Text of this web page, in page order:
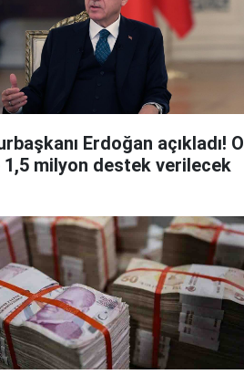
Erdoğan açıkladı! O
1,5 milyon destek verilecek